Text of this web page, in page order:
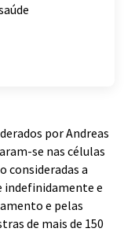
por Andreas
se nas células
consideradas a
indefinidamente e
e pelas
de mais de 150